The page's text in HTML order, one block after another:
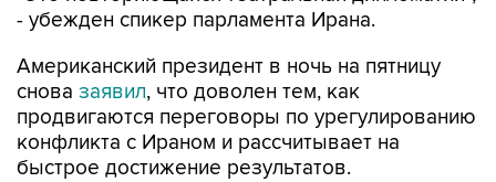
- убежден спикер парламента Ирана.
Американский президент в ночь на пятницу
снова заявил, что доволен тем, как
продвигаются переговоры по урегулированию
конфликта с Ираном и рассчитывает на
быстрое достижение результатов.